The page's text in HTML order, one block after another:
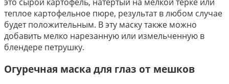
теплое картофельное пюре, результат в любом случае
будет положительным. В эту маску также можно
добавить мелко нарезанную или измельченную в
блендере петрушку.
Огуречная маска для глаз от мешков